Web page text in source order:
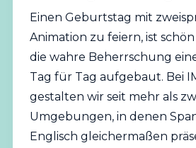
Einen Geburtstag mit
Animation zu feiern, ist
die wahre Beherrschung
Tag für Tag aufgebaut. Bei
gestalten wir seit mehr als
Umgebungen, in denen
Englisch gleichermaßen